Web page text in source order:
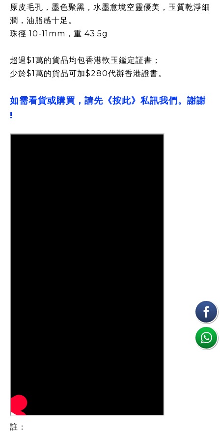
原皮毛孔，墨色聚黑，水墨意境空靈優美，玉質乾淨細
潤，油脂感十足。
珠徑 10-11mm，重 43.5g
超過$1萬的貨品均包香港軟玉鑑定証書；
少於$1萬的貨品可加$280代辦香港證書。
如需看貨或購買，請先《按此》私訊我們。謝謝
!
註：